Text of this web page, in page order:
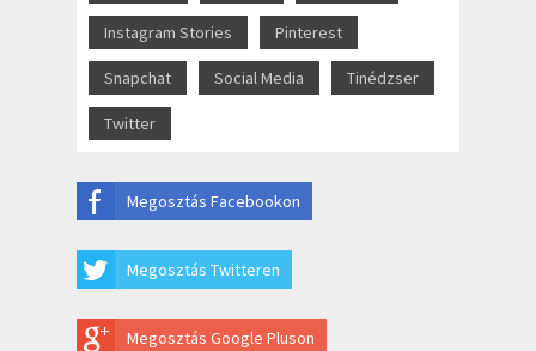
Instagram Stories Pinterest
Snapchat Social Media Tinédzser
Twitter
Megosztás Facebookon
Megosztás Twitteren
Megosztás Google Pluson